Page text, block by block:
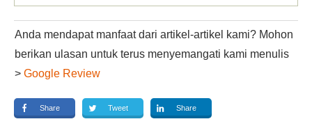
Anda mendapat manfaat dari artikel-artikel kami? Mohon
berikan ulasan untuk terus menyemangati kami menulis
> Google Review
Share Tweet Share